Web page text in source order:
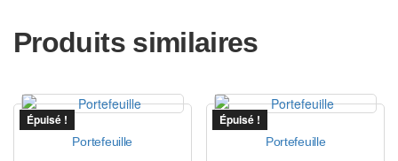
Produits similaires
Épuisé !
Portefeuille
Épuisé !
Portefeuille